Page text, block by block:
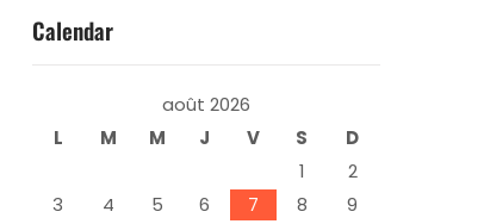
Calendar
août 2026
L
M M J V S
D
1
2
3
4 5 6 7 8
9